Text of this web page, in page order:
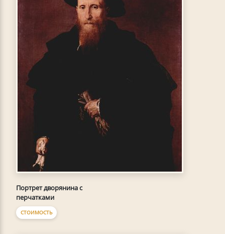
Портрет дворянина с
перчатками
СТОИМОСТЬ